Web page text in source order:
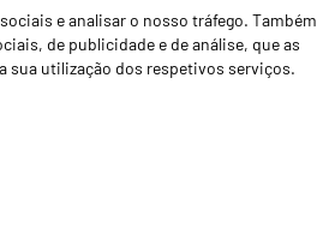
e analisar o nosso tráfego. Também
de publicidade e de análise, que as
sua utilização dos respetivos serviços.